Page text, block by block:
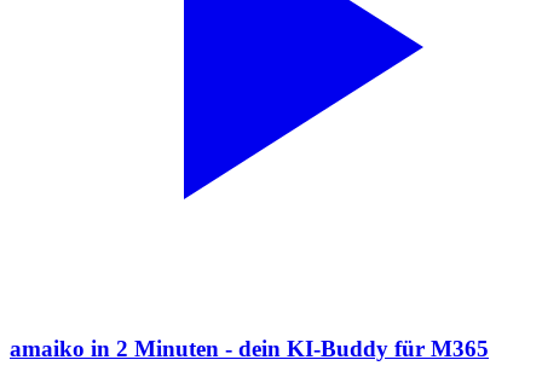
amaiko in 2 Minuten - dein KI-Buddy für M365